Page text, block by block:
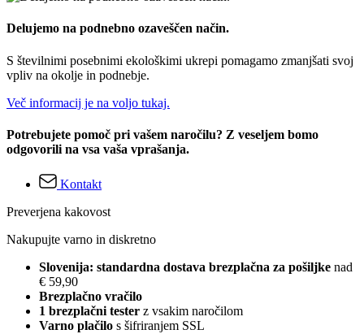
Delujemo na podnebno ozaveščen način.
S številnimi posebnimi ekološkimi ukrepi pomagamo zmanjšati svoj
vpliv na okolje in podnebje.
Več informacij je na voljo tukaj.
Potrebujete pomoč pri vašem naročilu? Z veseljem bomo
odgovorili na vsa vaša vprašanja.
Kontakt
Preverjena kakovost
Nakupujte varno in diskretno
Slovenija: standardna dostava brezplačna za pošiljke nad
€ 59,90
Brezplačno vračilo
1 brezplačni tester z vsakim naročilom
Varno plačilo s šifriranjem SSL